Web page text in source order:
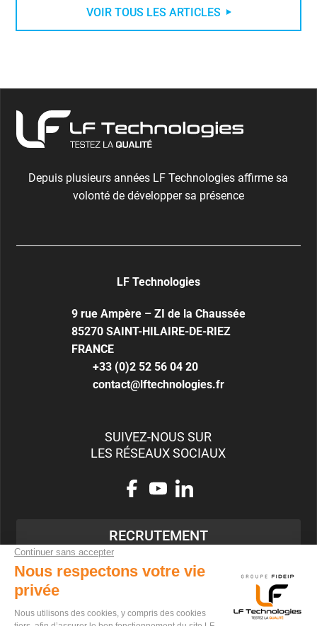
VOIR TOUS LES ARTICLES
Depuis plusieurs années LF Technologies affirme sa
volonté de développer sa présence
LF Technologies
9 rue Ampère – ZI de la Chaussée
85270 SAINT-HILAIRE-DE-RIEZ
FRANCE
+33 (0)2 52 56 04 20
contact@lftechnologies.fr
SUIVEZ-NOUS SUR
LES RÉSEAUX SOCIAUX
RECRUTEMENT